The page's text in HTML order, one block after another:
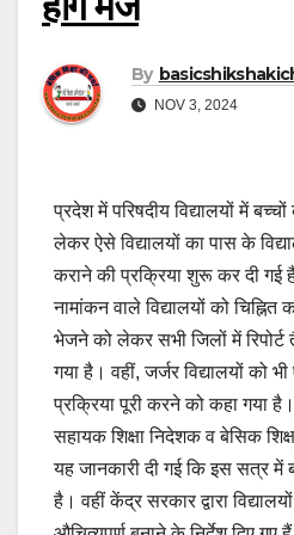
By
NOV 3, 2024
प्रदेश में परिषदीय विद्यालयों में
लेकर ऐसे विद्यालयों का पास के
कराने की प्रक्रिया शुरू कर दी
नामांकन वाले विद्यालयों को
भेजने को लेकर सभी जिलों में रिपोर्ट
गया है। वहीं, जर्जर विद्यालयों को
प्रक्रिया पूरी करने को कहा गया
सहायक शिक्षा निदेशक व बेसिक
यह जानकारी दी गई कि इस सत्र में
है। वहीं केंद्र सरकार द्वारा